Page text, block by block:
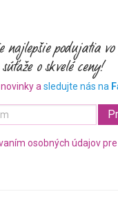
a sledujte nás na
osobných údajov